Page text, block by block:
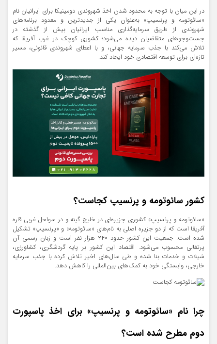
در این میان با توجه به محدود شدن اخذ شهروندی دومینیکا برای ایرانیان نام
«سائوتومه و پرنسیپ» به‌عنوان یکی از جدیدترین و معدود برنامه‌های
شهروندی از طریق سرمایه‌گذاری مناسب ایرانیان بیش از گذشته در
جست‌وجوهای متقاضیان دیده می‌شود؛ کشوری کوچک در غرب آفریقا که
تلاش می‌کند با جذب سرمایه جهانی، و با اعطای شهروندی قانونی، مسیر
تازه‌ای برای توسعه اقتصادی خود ایجاد کند.
کشور سائوتومه و پرنسیپ کجاست؟
«سائوتومه و پرنسیپ» کشوری جزیره‌ای در خلیج گینه و در سواحل غربی قاره
آفریقا است که از دو جزیره اصلی به نام‌های «سائوتومه» و «پرنسیپ» تشکیل
شده است. جمعیت این کشور حدود ۲۴۰ هزار نفر است و زبان رسمی آن
پرتغالی محسوب می‌شود. اقتصاد این کشور بر پایه گردشگری، کشاورزی،
شیلات و خدمات بنا شده و طی سال‌های اخیر تلاش کرده با جذب سرمایه
خارجی، وابستگی خود به کمک‌های بین‌المللی را کاهش دهد.
چرا نام «سائوتومه و پرنسیپ» برای اخذ پاسپورت
دوم مطرح شده است؟